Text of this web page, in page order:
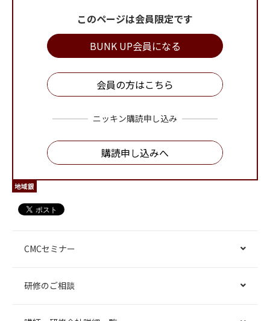
このページは会員限定です
BUNK UP会員になる
会員の方はこちら
ニッキン購読申し込み
購読申し込みへ
地域銀
CMCセミナー
研修のご相談